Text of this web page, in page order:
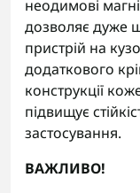
неодимові
дозволяє дуже
пристрій на
додаткового
конструкції
підвищує
застосування.
ВАЖЛИВО!